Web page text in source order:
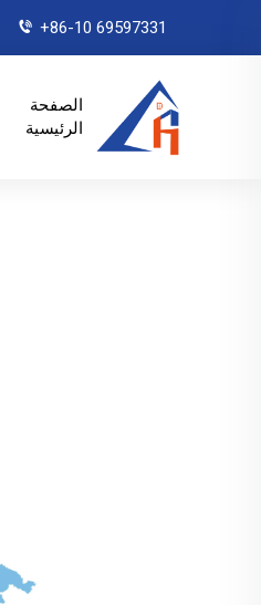
+86-10 69597331
الصفحة
الرئيسية